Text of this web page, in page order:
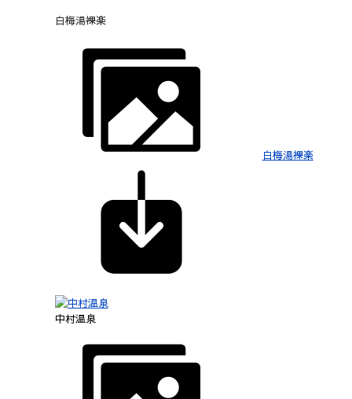
白梅湯裸楽
白梅湯裸楽
中村温泉